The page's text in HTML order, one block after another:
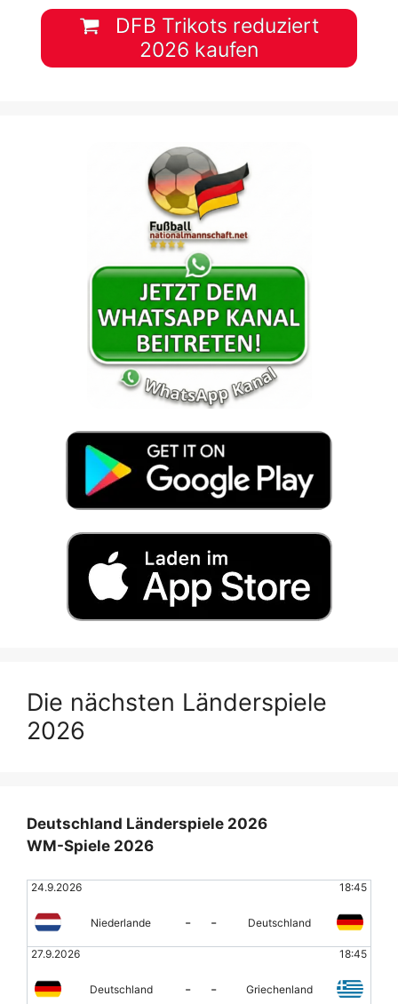
DFB Trikots reduziert
2026 kaufen
Die nächsten Länderspiele
2026
Deutschland Länderspiele 2026
WM-Spiele 2026
24.9.2026 18:45
Niederlande - - Deutschland
27.9.2026 18:45
Deutschland - - Griechenland